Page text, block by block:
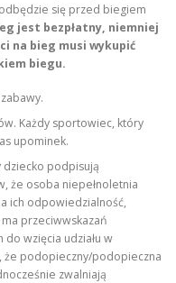
się przed biegiem
jest bezpłatny, niemniej
na bieg musi wykupić
biegu.
Każdy sportowiec, który
upominek.
dziecko podpisują
że osoba niepełnoletnia
ich odpowiedzialność,
przeciwwskazań
wzięcia udziału w
że podopieczny/podopieczna
zwalniają